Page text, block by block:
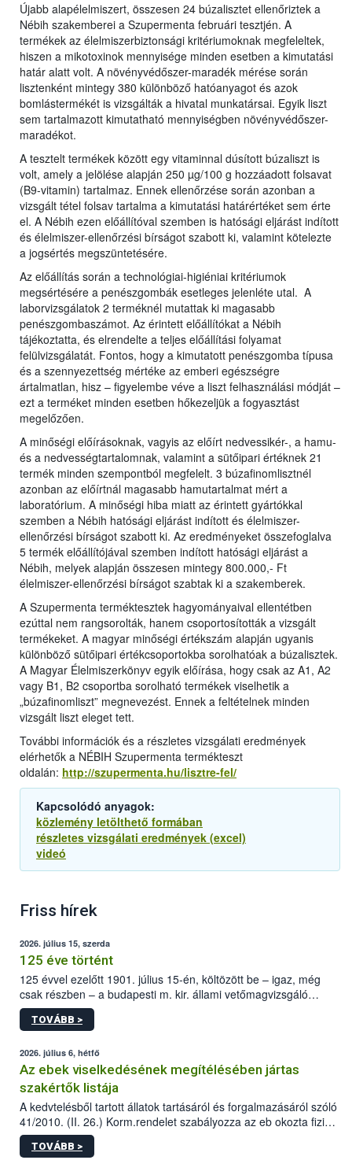
Újabb alapélelmiszert, összesen 24 búzalisztet ellenőriztek a
Nébih szakemberei a Szupermenta februári tesztjén. A
termékek az élelmiszerbiztonsági kritériumoknak megfeleltek,
hiszen a mikotoxinok mennyisége minden esetben a kimutatási
határ alatt volt. A növényvédőszer-maradék mérése során
lisztenként mintegy 380 különböző hatóanyagot és azok
bomlástermékét is vizsgálták a hivatal munkatársai. Egyik liszt
sem tartalmazott kimutatható mennyiségben növényvédőszer-
maradékot.
A tesztelt termékek között egy vitaminnal dúsított búzaliszt is
volt, amely a jelölése alapján 250 µg/100 g hozzáadott folsavat
(B9-vitamin) tartalmaz. Ennek ellenőrzése során azonban a
vizsgált tétel folsav tartalma a kimutatási határértéket sem érte
el. A Nébih ezen előállítóval szemben is hatósági eljárást indított
és élelmiszer-ellenőrzési bírságot szabott ki, valamint kötelezte
a jogsértés megszüntetésére.
Az előállítás során a technológiai-higiéniai kritériumok
megsértésére a penészgombák esetleges jelenléte utal. A
laborvizsgálatok 2 terméknél mutattak ki magasabb
penészgombaszámot. Az érintett előállítókat a Nébih
tájékoztatta, és elrendelte a teljes előállítási folyamat
felülvizsgálatát. Fontos, hogy a kimutatott penészgomba típusa
és a szennyezettség mértéke az emberi egészségre
ártalmatlan, hisz – figyelembe véve a liszt felhasználási módját –
ezt a terméket minden esetben hőkezeljük a fogyasztást
megelőzően.
A minőségi előírásoknak, vagyis az előírt nedvessikér-, a hamu-
és a nedvességtartalomnak, valamint a sütőipari értéknek 21
termék minden szempontból megfelelt. 3 búzafinomlisztnél
azonban az előírtnál magasabb hamutartalmat mért a
laboratórium. A minőségi hiba miatt az érintett gyártókkal
szemben a Nébih hatósági eljárást indított és élelmiszer-
ellenőrzési bírságot szabott ki. Az eredményeket összefoglalva
5 termék előállítójával szemben indított hatósági eljárást a
Nébih, melyek alapján összesen mintegy 800.000,- Ft
élelmiszer-ellenőrzési bírságot szabtak ki a szakemberek.
A Szupermenta terméktesztek hagyományaival ellentétben
ezúttal nem rangsorolták, hanem csoportosították a vizsgált
termékeket. A magyar minőségi értékszám alapján ugyanis
különböző sütőipari értékcsoportokba sorolhatóak a búzalisztek.
A Magyar Élelmiszerkönyv egyik előírása, hogy csak az A1, A2
vagy B1, B2 csoportba sorolható termékek viselhetik a
„búzafinomliszt” megnevezést. Ennek a feltételnek minden
vizsgált liszt eleget tett.
További információk és a részletes vizsgálati eredmények
elérhetők a NÉBIH Szupermenta termékteszt
oldalán: http://szupermenta.hu/lisztre-fel/
Kapcsolódó anyagok:
közlemény letölthető formában
részletes vizsgálati eredmények (excel)
videó
Friss hírek
2026. július 15, szerda
125 éve történt
125 évvel ezelőtt 1901. július 15-én, költözött be – igaz, még
csak részben – a budapesti m. kir. állami vetőmagvizsgáló
állomás a Kis Rókus utca 15. szám alatti, Czigler Győző által
tervezett új épületébe.
TOVÁBB >
2026. július 6, hétfő
Az ebek viselkedésének megítélésében jártas
szakértők listája
A kedvtelésből tartott állatok tartásáról és forgalmazásáról szóló
41/2010. (II. 26.) Korm.rendelet szabályozza az eb okozta fizikai
sérülés, illetve ennek veszélye keletkezésekor felmerülő
hatósági feladatokat, valamint a veszélyes eb tartását és annak
TOVÁBB >